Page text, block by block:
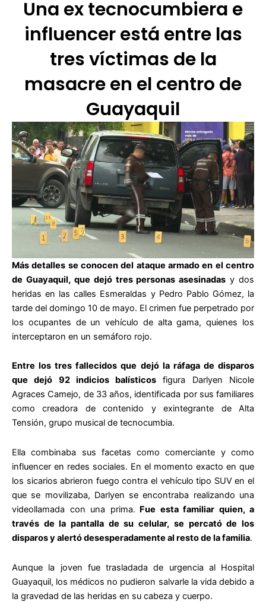
Una ex tecnocumbiera e
influencer está entre las
tres víctimas de la
masacre en el centro de
Guayaquil
Más detalles se conocen del ataque armado en el centro
de Guayaquil, que dejó tres personas asesinadas y dos
heridas en las calles Esmeraldas y Pedro Pablo Gómez, la
tarde del domingo 10 de mayo. El crimen fue perpetrado por
los ocupantes de un vehículo de alta gama, quienes los
interceptaron en un semáforo rojo.
Entre los tres fallecidos que dejó la ráfaga de disparos
que dejó 92 indicios balísticos figura Darlyen Nicole
Agraces Camejo, de 33 años, identificada por sus familiares
como creadora de contenido y exintegrante de Alta
Tensión, grupo musical de tecnocumbia.
Ella combinaba sus facetas como comerciante y como
influencer en redes sociales. En el momento exacto en que
los sicarios abrieron fuego contra el vehículo tipo SUV en el
que se movilizaba, Darlyen se encontraba realizando una
videollamada con una prima. Fue esta familiar quien, a
través de la pantalla de su celular, se percató de los
disparos y alertó desesperadamente al resto de la familia.
Aunque la joven fue trasladada de urgencia al Hospital
Guayaquil, los médicos no pudieron salvarle la vida debido a
la gravedad de las heridas en su cabeza y cuerpo.